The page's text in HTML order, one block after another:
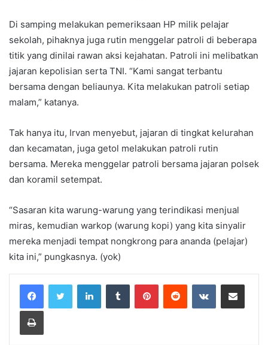
Di samping melakukan pemeriksaan HP milik pelajar
sekolah, pihaknya juga rutin menggelar patroli di beberapa
titik yang dinilai rawan aksi kejahatan. Patroli ini melibatkan
jajaran kepolisian serta TNI. “Kami sangat terbantu
bersama dengan beliaunya. Kita melakukan patroli setiap
malam,” katanya.
Tak hanya itu, Irvan menyebut, jajaran di tingkat kelurahan
dan kecamatan, juga getol melakukan patroli rutin
bersama. Mereka menggelar patroli bersama jajaran polsek
dan koramil setempat.
“Sasaran kita warung-warung yang terindikasi menjual
miras, kemudian warkop (warung kopi) yang kita sinyalir
mereka menjadi tempat nongkrong para ananda (pelajar)
kita ini,” pungkasnya. (yok)
LinkedInTumblr PinterestReddit VKontakteShare via Email
Print